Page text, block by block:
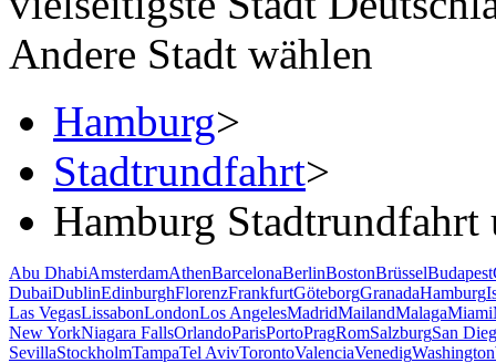
Andere Stadt wählen
Hamburg>
Stadtrundfahrt>
Hamburg
Abu DhabiAmsterdamAthenBarcelonaBerlinBostonBrüsselBudapest
DubaiDublinEdinburghFlorenzFrankfurtGöteborgGranadaHamburg
Las VegasLissabonLondonLos AngelesMadridMailandMalagaMiami
New YorkNiagara FallsOrlandoParisPortoPragRomSalzburgSan
SevillaStockholmTampaTel AvivTorontoValenciaVenedigWashington